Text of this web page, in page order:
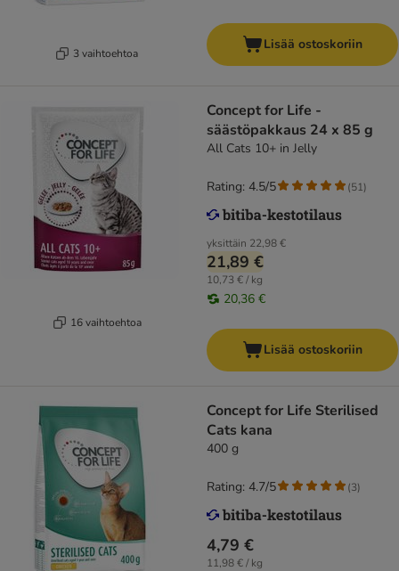
3 vaihtoehtoa
Lisää ostoskoriin
16 vaihtoehtoa
Concept for Life -
säästöpakkaus 24 x 85 g
All Cats 10+ in Jelly
yksittäin 22,98 €
21,89 €
10,73 € / kg
20,36 €
Rating: 4.5/5 (51)
Lisää ostoskoriin
Concept for Life Sterilised
Cats kana
400 g
4,79 €
11,98 € / kg
Rating: 4.7/5 (3)